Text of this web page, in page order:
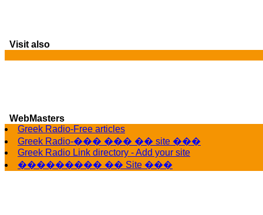
Visit also
WebMasters
Greek Radio-Free articles
Greek Radio-��� ��� �� site ���
Greek Radio Link directory - Add your site
��������� �� Site ���